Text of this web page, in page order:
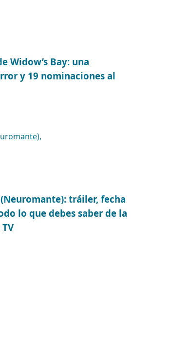
Widow’s Bay: una
y 19 nominaciones al
tráiler, fecha
lo que debes saber de la